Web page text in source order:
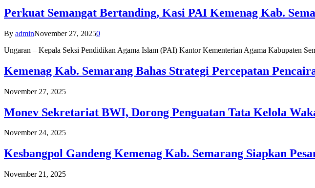
Perkuat Semangat Bertanding, Kasi PAI Kemenag Kab.
By adminNovember 27, 20250
Ungaran – Kepala Seksi Pendidikan Agama Islam (PAI) Kantor Kementerian Agama Kabupaten
Kemenag Kab. Semarang Bahas Strategi Percepatan
November 27, 2025
Monev Sekretariat BWI, Dorong Penguatan Tata Kelola
November 24, 2025
Kesbangpol Gandeng Kemenag Kab. Semarang Siapkan
November 21, 2025